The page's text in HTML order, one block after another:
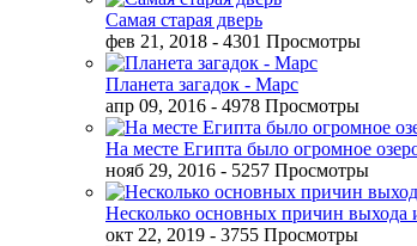
Самая старая дверь
фев 21, 2018 - 4301 Просмотры
Планета загадок - Марс
апр 09, 2016 - 4978 Просмотры
На месте Египта было огромное
нояб 29, 2016 - 5257 Просмотры
Несколько основных причин выхода
окт 22, 2019 - 3755 Просмотры